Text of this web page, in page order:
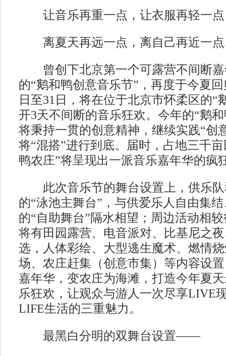
让音乐再重一点，让衣服再轻一点
离夏天再远一点，离自己再近一
曾创下北京第一个可露营不间断嘉
的“鹅和鸭创意音乐节”，再度于今夏回
日至31日，将在位于北京市怀柔区的“
开3天不间断的音乐狂欢。今年的“鹅
将秉持一贯的创意精神，继续实践“创
将“混搭”进行到底。届时，占地三千
鸭农庄”将呈现出一派音乐嘉年华的疯
此次音乐节的舞台设置上，供乐队
的“泳池主舞台”，与供爱乐人自由集
的“自助舞台”隔水相望；周边活动相
将有田园露营、电音派对、比基尼之
选，人体彩绘、大型逃生魔术、燃情
场、农庄赶集（创意市集）等内容设
嘉年华，变农庄为海滩，打造今年夏
乐狂欢，让观众与游人一次尽享LIVE
LIFE生活的三重魅力。
最黑白分明的双舞台设置——